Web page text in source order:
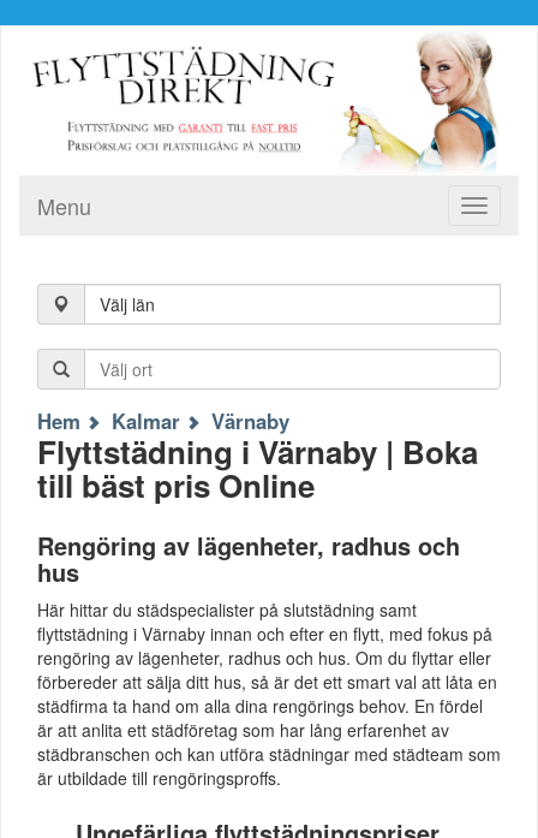
Toggle
Menu
Välj län
Hem Kalmar Värnaby
Flyttstädning i Värnaby | Boka
till bäst pris Online
Rengöring av lägenheter, radhus och
hus
Här hittar du städspecialister på slutstädning samt
flyttstädning i Värnaby innan och efter en flytt, med fokus på
rengöring av lägenheter, radhus och hus. Om du flyttar eller
förbereder att sälja ditt hus, så är det ett smart val att låta en
städfirma ta hand om alla dina rengörings behov. En fördel
är att anlita ett städföretag som har lång erfarenhet av
städbranschen och kan utföra städningar med städteam som
är utbildade till rengöringsproffs.